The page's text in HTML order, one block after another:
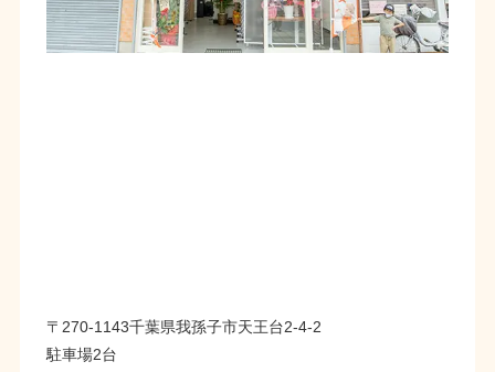
〒270-1143千葉県我孫子市天王台2-4-2
駐車場2台